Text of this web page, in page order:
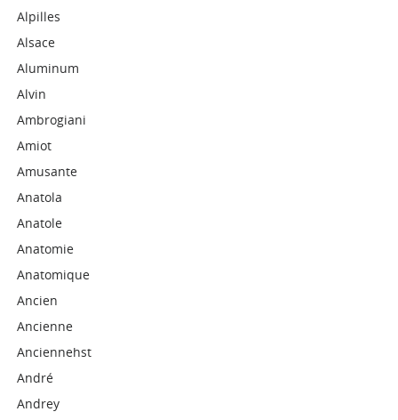
Alpilles
Alsace
Aluminum
Alvin
Ambrogiani
Amiot
Amusante
Anatola
Anatole
Anatomie
Anatomique
Ancien
Ancienne
Anciennehst
André
Andrey